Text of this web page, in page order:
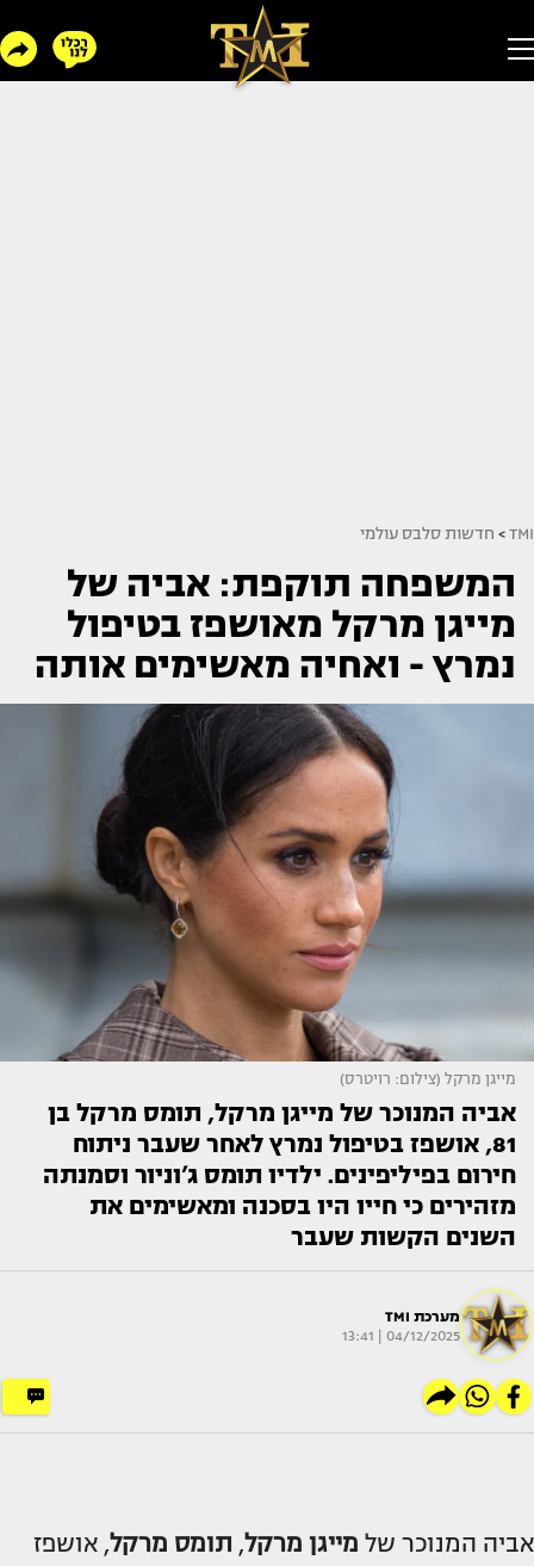
TMI
> חדשות סלבס עולמי
המשפחה תוקפת: אביה של
מייגן מרקל מאושפז בטיפול
נמרץ - ואחיה מאשימים אותה
מייגן מרקל (צילום: רויטרס)
אביה המנוכר של מייגן מרקל, תומס מרקל בן
81, אושפז בטיפול נמרץ לאחר שעבר ניתוח
חירום בפיליפינים. ילדיו תומס ג’וניור וסמנתה
מזהירים כי חייו היו בסכנה ומאשימים את
השנים הקשות שעבר
מערכת TMI
04/12/2025 | 13:41
אביה המנוכר של מייגן מרקל, תומס מרקל, אושפז